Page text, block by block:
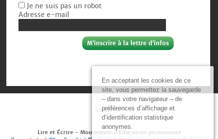
En acceptant les cookies de ce
site, vous permettez la sauvegarde
– dans votre navigateur – de
préférences d’affichage et
d’identification statistique
anonymes.
Je ne suis pas un robot
Adresse e-mail
Soutiens :
Lire et Écrire - Mouvement d’Éducation permanente